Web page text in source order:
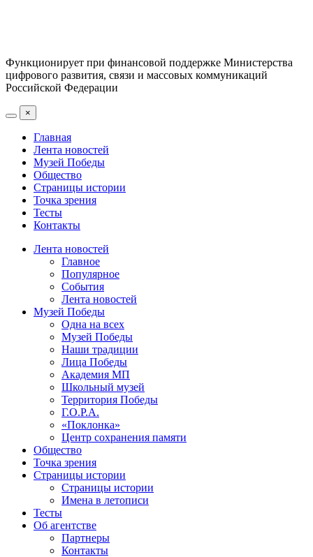
Функционирует при финансовой поддержке Министерства
цифрового развития, связи и массовых коммуникаций
Российской Федерации
×
Главная
Лента новостей
Музей Победы
Общество
Страницы истории
Точка зрения
Тесты
Контакты
Лента новостей
Главное
Популярное
События
Лента новостей
Музей Победы
Одна на всех
Музей Победы
Наши традиции
Лица Победы
Академия МП
Школьный музей
Территория Победы
Г.О.Р.А.
«Поклонка»
Центр сохранения памяти
Общество
Точка зрения
Страницы истории
Страницы истории
Имена в летописи
Тесты
Об агентстве
Партнеры
Контакты